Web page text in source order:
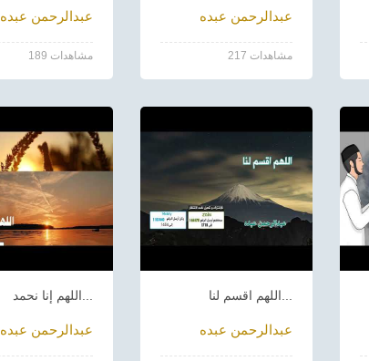
عبدالرحمن عبده
189 مشاهدات
عبدالرحمن عبده
217 مشاهدات
عبدالرحمن عبده عبدالرحمن عبده